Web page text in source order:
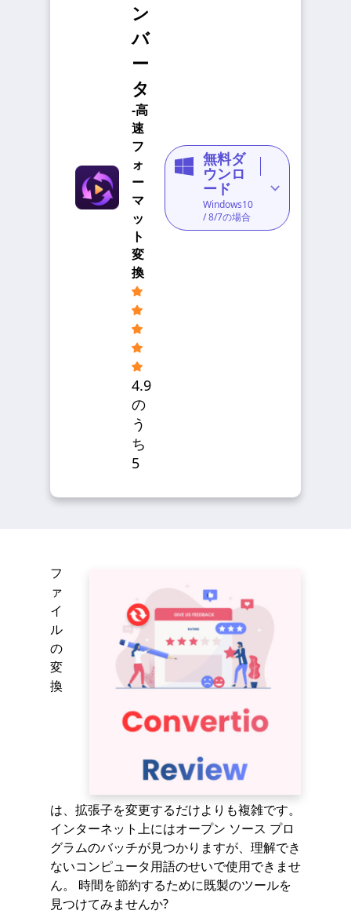
ン
バ
ー
タ
-高
速
フ
ォ
ー
マ
ッ
ト
変
換
4.9
の
う
ち
5
無料ダ
ウンロ
ード
Windows10
/ 8/7の場合
フ
ァ
イ
ル
の
変
換
は、拡張子を変更するだけよりも複雑です。
インターネット上にはオープン ソース プロ
グラムのバッチが見つかりますが、理解でき
ないコンピュータ用語のせいで使用できませ
ん。 時間を節約するために既製のツールを
見つけてみませんか?